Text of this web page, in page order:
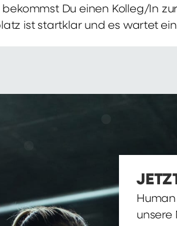
Du einen Kolleg/In
ist startklar und es wartet
unsere